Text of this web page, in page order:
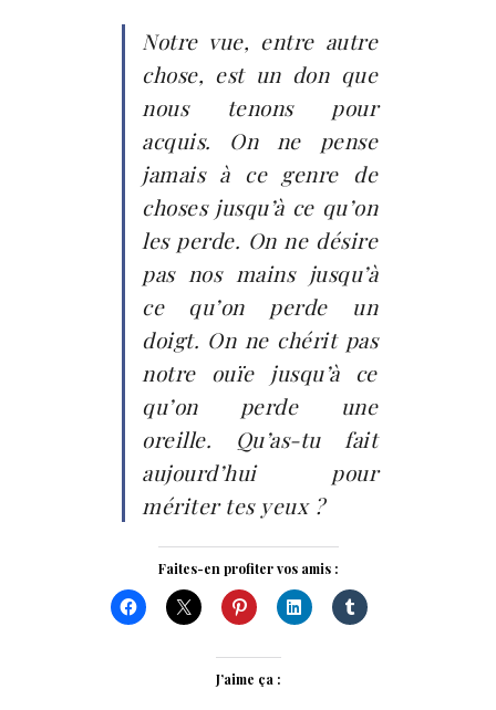
Notre vue, entre autre
chose, est un don que
nous tenons pour
acquis. On ne pense
jamais à ce genre de
choses jusqu’à ce qu’on
les perde. On ne désire
pas nos mains jusqu’à
ce qu’on perde un
doigt. On ne chérit pas
notre ouïe jusqu’à ce
qu’on perde une
oreille. Qu’as-tu fait
aujourd’hui pour
mériter tes yeux ?
Faites-en profiter vos amis :
J’aime ça :